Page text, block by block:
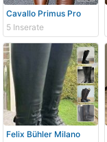
Cavallo Primus Pro
5 Inserate
Felix Bühler Milano